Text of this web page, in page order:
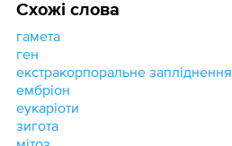
Схожі слова
гамета
ген
екстракорпоральне запліднення
ембріон
еукаріоти
зигота